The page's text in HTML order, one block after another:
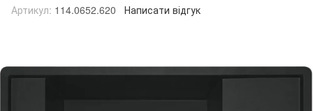
Артикул: 114.0652.620 Написати відгук